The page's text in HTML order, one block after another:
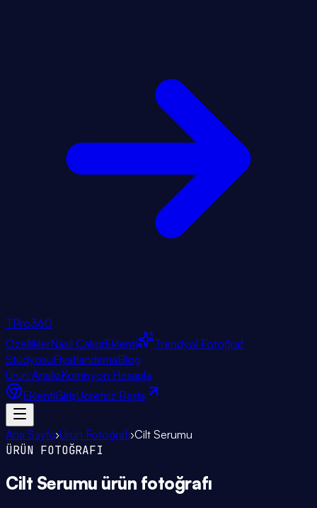
TPro360
ÖzelliklerNasıl ÇalışırEklenti
Trendyol Fotoğraf
StüdyosuFiyatlandırmaBlog
Ürün AnalizKomisyon Hesapla
EklentiGirişÜcretsiz Başla
Ana Sayfa›Ürün Fotoğrafı›Cilt Serumu
ÜRÜN FOTOĞRAFI
Cilt Serumu ürün fotoğrafı